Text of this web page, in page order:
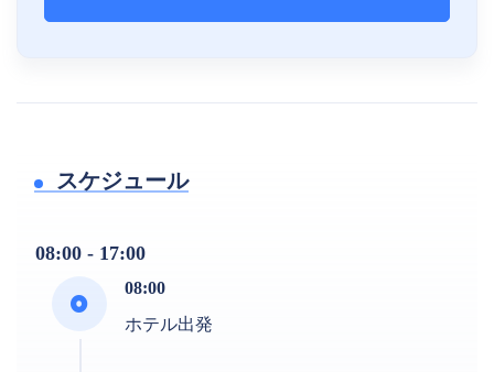
スケジュール
08:00 - 17:00
08:00
ホテル出発